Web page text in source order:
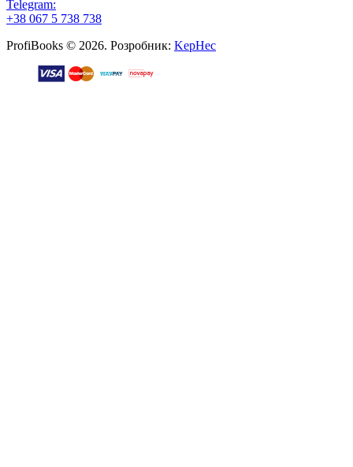
Telegram:
+38 067 5 738 738
ProfiBooks © 2026. Розробник: KepHec